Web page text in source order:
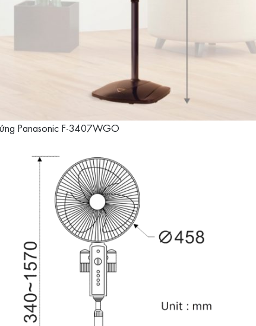
Panasonic F-3407WGO